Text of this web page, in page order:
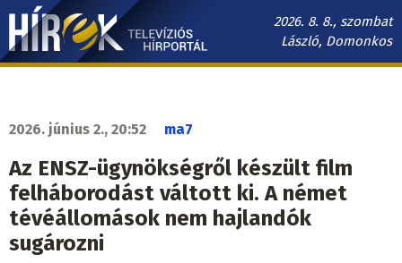
Ugrás
tartalomra
2026. 8. 8., szombat
László, Domonkos
Hírek.sk
navigáció
2026. június 2., 20:52 ma7
Az ENSZ-ügynökségről készült film
felháborodást váltott ki. A német
tévéállomások nem hajlandók
sugározni